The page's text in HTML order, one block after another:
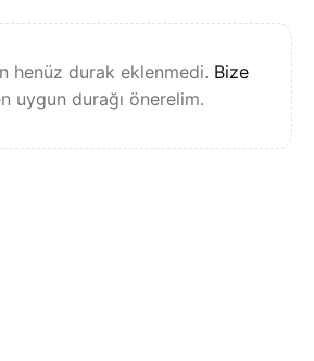
henüz durak eklenmedi. Bize
uygun durağı önerelim.